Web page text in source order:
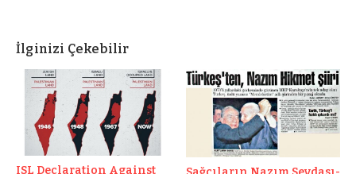
İlginizi Çekebilir
ISL Declaration Against